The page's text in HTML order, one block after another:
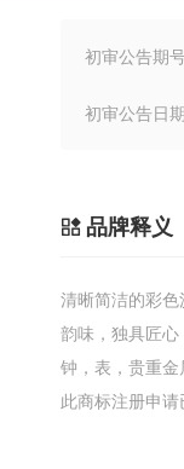
初审公告期
初审公告日
品牌释义
清晰简洁的彩
韵味，独具匠
钟，表，贵重
此商标注册申